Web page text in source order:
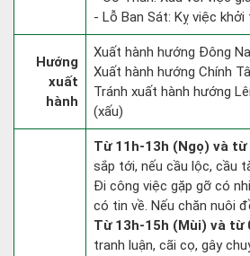
- Lỗ Ban Sát: Kỵ việc khởi
Hướng
xuất
hành
Xuất hành hướng Đông
Xuất hành hướng Chính
Tránh xuất hành hướng
(xấu)
Từ 11h-13h (Ngọ) và
sắp tới, nếu cầu lộc, cầu
Đi công việc gặp gỡ có
có tin về. Nếu chăn nuôi
Từ 13h-15h (Mùi) và từ
tranh luận, cãi cọ, gây